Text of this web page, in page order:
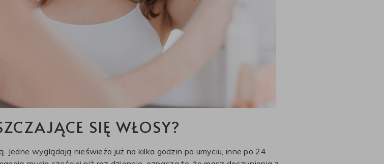
SIĘ WŁOSY?
wyglądają nieświeżo już na kilka godzin po umyciu, inne po 24